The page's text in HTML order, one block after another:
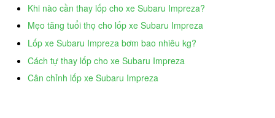
Khi nào cần thay lốp cho xe Subaru Impreza?
Mẹo tăng tuổi thọ cho lốp xe Subaru Impreza
Lốp xe Subaru Impreza bơm bao nhiêu kg?
Cách tự thay lốp cho xe Subaru Impreza
Cân chỉnh lốp xe Subaru Impreza